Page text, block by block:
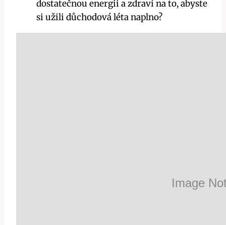
dostatečnou energii a zdraví na to, abyste
si užili důchodová léta naplno?